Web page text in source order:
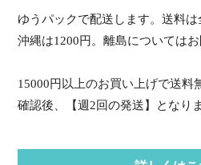
ゆうパックで配送します。送料は
沖縄は1200円。離島についてはお
15000円以上のお買い上げで送料
確認後、【週2回の発送】となり